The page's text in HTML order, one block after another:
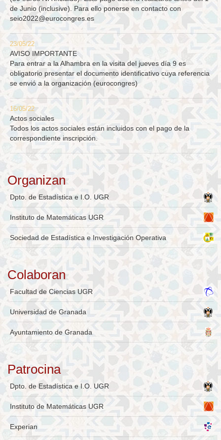
de Junio (inclusive). Para ello ponerse en contacto con
seio2022@eurocongres.es
23/05/22
AVISO IMPORTANTE
Para entrar a la Alhambra en la visita del jueves día 9 es
obligatorio presentar el documento identificativo cuya referencia
se envió a la organización (eurocongres)
16/05/22
Actos sociales
Todos los actos sociales están incluidos con el pago de la
correspondiente inscripción.
Organizan
Dpto. de Estadística e I.O. UGR
Instituto de Matemáticas UGR
Sociedad de Estadística e Investigación Operativa
Colaboran
Facultad de Ciencias UGR
Universidad de Granada
Ayuntamiento de Granada
Patrocina
Dpto. de Estadística e I.O. UGR
Instituto de Matemáticas UGR
Experian